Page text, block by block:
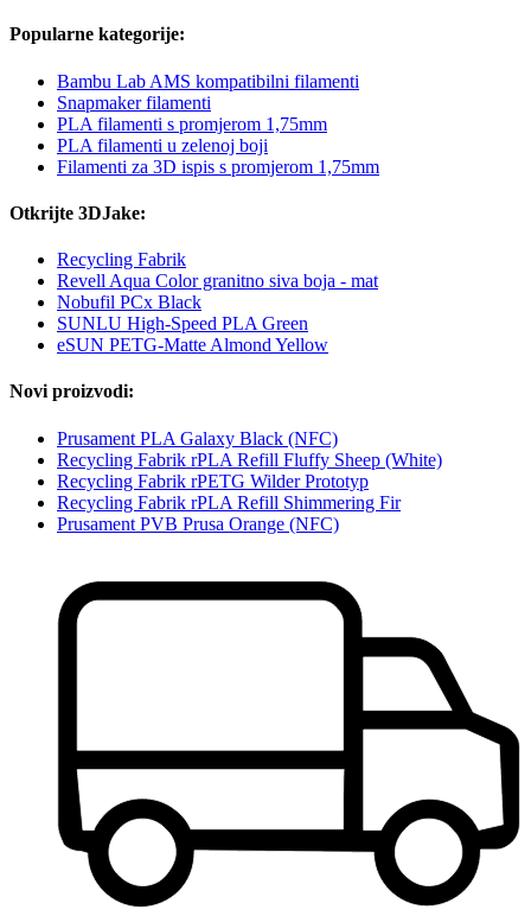
Popularne kategorije:
Bambu Lab AMS kompatibilni filamenti
Snapmaker filamenti
PLA filamenti s promjerom 1,75mm
PLA filamenti u zelenoj boji
Filamenti za 3D ispis s promjerom 1,75mm
Otkrijte 3DJake:
Recycling Fabrik
Revell Aqua Color granitno siva boja - mat
Nobufil PCx Black
SUNLU High-Speed PLA Green
eSUN PETG-Matte Almond Yellow
Novi proizvodi:
Prusament PLA Galaxy Black (NFC)
Recycling Fabrik rPLA Refill Fluffy Sheep (White)
Recycling Fabrik rPETG Wilder Prototyp
Recycling Fabrik rPLA Refill Shimmering Fir
Prusament PVB Prusa Orange (NFC)